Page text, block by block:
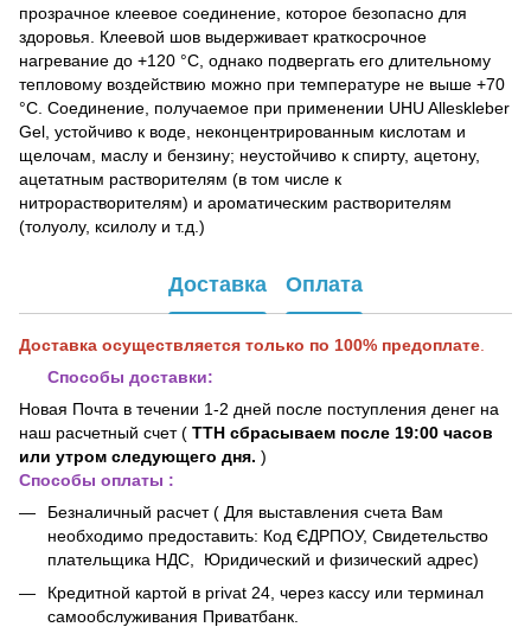
прозрачное клеевое соединение, которое безопасно для
здоровья. Клеевой шов выдерживает краткосрочное
нагревание до +120 °С, однако подвергать его длительному
тепловому воздействию можно при температуре не выше +70
°С. Соединение, получаемое при применении UHU Alleskleber
Gel, устойчиво к воде, неконцентрированным кислотам и
щелочам, маслу и бензину; неустойчиво к спирту, ацетону,
ацетатным растворителям (в том числе к
нитрорастворителям) и ароматическим растворителям
(толуолу, ксилолу и т.д.)
Доставка Оплата
Доставка осуществляется только по 100% предоплате
Способы доставки:
Новая Почта в течении 1-2 дней после поступления денег на
наш расчетный счет ( ТТН сбрасываем после 19:00 часов
или утром следующего дня. )
Способы оплаты :
Безналичный расчет ( Для выставления счета Вам
необходимо предоставить: Код ЄДРПОУ, Свидетельство
плательщика НДС,
Юридический и физический адрес)
Кредитной картой в privat 24 , через кассу или терминал
самообслуживания Приватбанк.